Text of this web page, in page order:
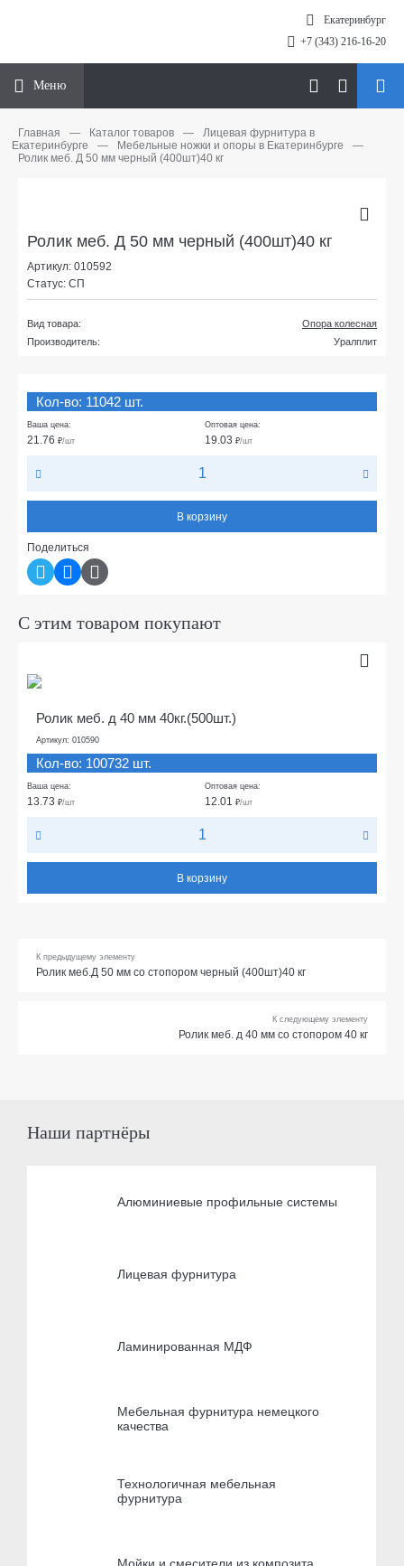
Екатеринбург
+7 (343) 216-16-20
Меню
Главная — Каталог товаров —
Лицевая фурнитура в
Екатеринбурге
— Мебельные ножки и опоры в Екатеринбурге
—
Ролик меб. Д 50 мм черный (400шт)40 кг
Ролик меб. Д 50 мм черный (400шт)40 кг
Артикул: 010592
Статус: СП
Вид товара:
Опора колесная
Производитель:
Уралплит
Кол-во: 11042 шт.
Ваша цена:
21.76 ₽/шт
Оптовая цена:
19.03 ₽/шт
В корзину
Поделиться
С этим товаром покупают
Ролик меб. д 40 мм 40кг.(500шт.)
Артикул: 010590
Кол-во: 100732 шт.
Ваша цена:
13.73 ₽/шт
Оптовая цена:
12.01 ₽/шт
В корзину
К предыдущему элементу
Ролик меб.Д 50 мм со стопором черный (400шт)40 кг
К следующему элементу
Ролик меб. д 40 мм со стопором 40 кг
Наши партнёры
Алюминиевые профильные системы
Лицевая фурнитура
Ламинированная МДФ
Мебельная фурнитура немецкого
качества
Технологичная мебельная
фурнитура